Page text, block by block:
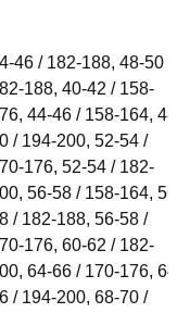
46 / 182-188, 48-50 /
188, 40-42 / 158-
44-46 / 158-164,
/ 194-200, 52-54 /
176, 52-54 / 182-
56-58 / 158-164,
/ 182-188, 56-58 /
176, 60-62 / 182-
64-66 / 170-176,
/ 194-200, 68-70 /